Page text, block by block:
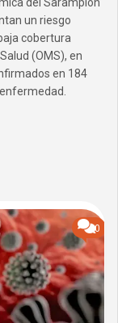
un riesgo
cobertura
(OMS), en
en 184
0